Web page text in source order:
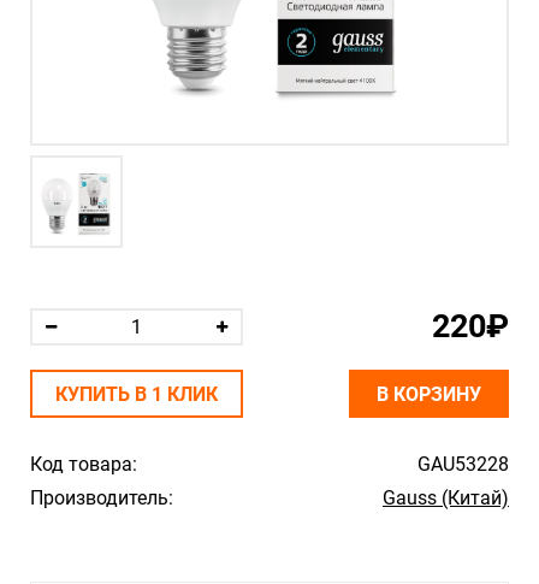
Код товара:
GAU53228
Производитель:
Gauss (Китай)
220₽
КУПИТЬ В 1 КЛИК В КОРЗИНУ